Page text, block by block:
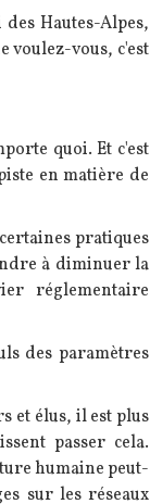
Hautes-Alpes,
voulez-vous, c'est
quoi. Et c'est
en matière de
pratiques
à diminuer la
réglementaire
des paramètres
et élus, il est plus
passer cela.
humaine peut-
sur les réseaux